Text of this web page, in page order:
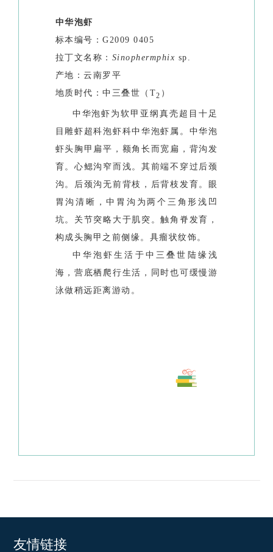
中华泡虾
标本编号：G2009 0405
拉丁文名称： Sinophermphix sp.
产地：云南罗平
地质时代：中三叠世（ T2 ）
中华泡虾为软甲亚纲真壳超目十足
目雕虾超科泡虾科中华泡虾属。中华泡
虾头胸甲扁平，额角长而宽扁，背沟发
育。心鳃沟窄而浅。其前端不穿过后颈
沟。后颈沟无前背枝，后背枝发育。眼
胃沟清晰，中胃沟为两个三角形浅凹
坑。关节突略大于肌突。触角脊发育，
构成头胸甲之前侧缘。具瘤状纹饰。
中华泡虾生活于中三叠世陆缘浅
海，营底栖爬行生活，同时也可缓慢游
泳做稍远距离游动。
友情链接